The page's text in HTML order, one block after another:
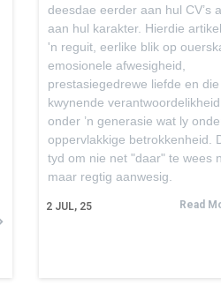
2 JUL, 25
deesdae eerder aan hul CV’s
aan hul karakter. Hierdie
'n reguit, eerlike blik op
emosionele afwesigheid,
prestasiegedrewe liefde en die
kwynende verantwoordelikheid
onder ’n generasie wat ly
oppervlakkige betrokkenheid.
tyd om nie net "daar" te wees
maar regtig aanwesig.
Read